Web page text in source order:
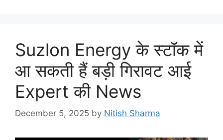
Suzlon Energy के स्टॉक में
आ सकती हैं बड़ी गिरावट आई
Expert की News
December 5, 2025 by Nitish Sharma